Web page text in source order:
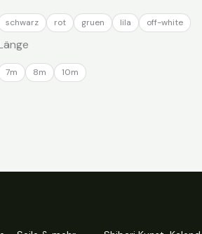
schwarz rot gruen lila off-white
7m 8m 10m